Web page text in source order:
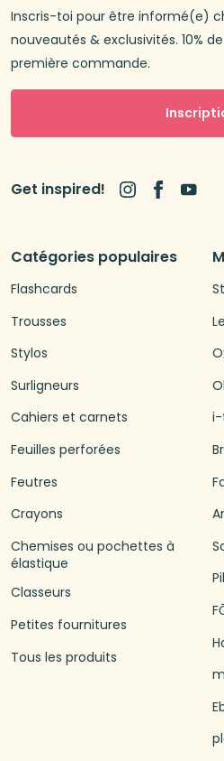
Catégories populaires
Flashcards
Trousses
Stylos
Surligneurs
Cahiers et carnets
Feuilles perforées
Feutres
Crayons
Chemises ou pochettes à
élastique
Classeurs
Petites fournitures
Tous les produits
Inscris-toi pour être informé(e)
nouveautés & exclusivités. 10%
première commande.
Get inspired!